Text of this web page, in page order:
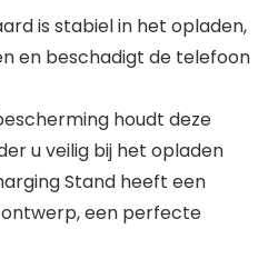
is stabiel in het opladen,
en beschadigt de telefoon
houdt deze
u veilig bij het opladen
Stand heeft een
een perfecte